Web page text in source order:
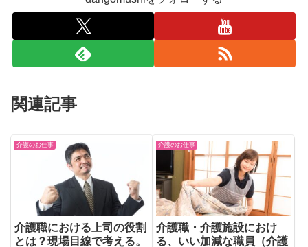
関連記事
介護のお仕事
介護職における上司の役割
とは？現場目線で考える。
介護のお仕事
介護職・介護施設におけ
る、いい加減な職員（介護